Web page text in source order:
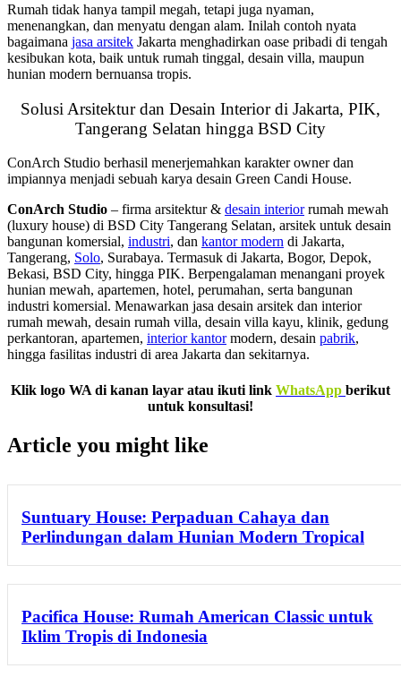
Rumah tidak hanya tampil megah, tetapi juga nyaman,
menenangkan, dan menyatu dengan alam. Inilah contoh nyata
bagaimana jasa arsitek Jakarta menghadirkan oase pribadi di tengah
kesibukan kota, baik untuk rumah tinggal, desain villa, maupun
hunian modern bernuansa tropis.
Solusi Arsitektur dan Desain Interior di Jakarta, PIK,
Tangerang Selatan hingga BSD City
ConArch Studio berhasil menerjemahkan karakter owner dan
impiannya menjadi sebuah karya desain Green Candi House.
ConArch Studio – firma arsitektur & desain interiorrumah mewah
(luxury house) di BSD City Tangerang Selatan, arsitek untuk desain
bangunan komersial, industri, dan kantor modern di Jakarta,
Tangerang, Solo, Surabaya. Termasuk di Jakarta, Bogor, Depok,
Bekasi, BSD City, hingga PIK. Berpengalaman menangani proyek
hunian mewah, apartemen, hotel, perumahan, serta bangunan
industri komersial. Menawarkan jasa desain arsitek dan interior
rumah mewah, desain rumah villa, desain villa kayu, klinik, gedung
perkantoran, apartemen, interior kantormodern, desain pabrik,
hingga fasilitas industri di area Jakarta dan sekitarnya.
Klik logo WA di kanan layar atau ikuti link WhatsApp berikut
untuk konsultasi!
Article you might like
Suntuary House: Perpaduan Cahaya dan
Perlindungan dalam Hunian Modern Tropical
Pacifica House: Rumah American Classic untuk
Iklim Tropis di Indonesia